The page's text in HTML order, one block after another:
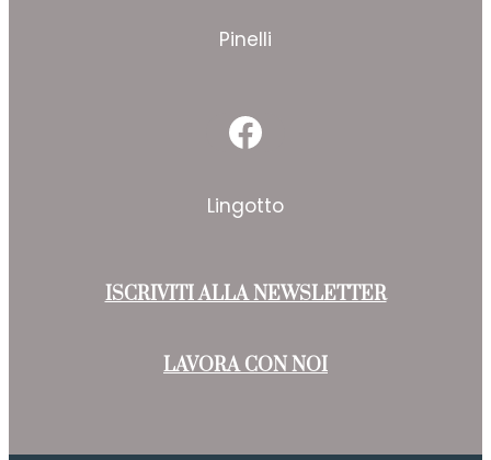
Pinelli
Facebook
Lingotto
ISCRIVITI ALLA NEWSLETTER
LAVORA CON NOI